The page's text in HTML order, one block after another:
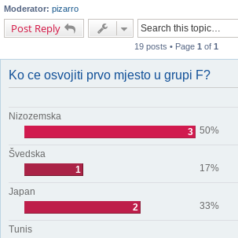
Moderator: pizarro
Post Reply
19 posts • Page 1 of 1
Ko ce osvojiti prvo mjesto u grupi F?
Nizozemska
3 50%
Švedska
1
17%
Japan
2
33%
Tunis